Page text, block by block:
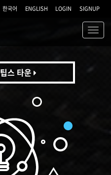
한국어 ENGLISH LOGIN SIGNUP
팁스 타운